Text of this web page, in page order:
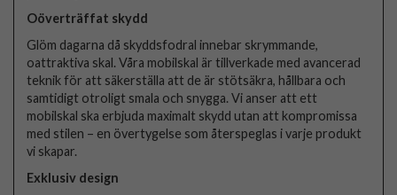
Oöverträffat skydd
Glöm dagarna då skyddsfodral innebar skrymmande,
oattraktiva skal. Våra mobilskal är tillverkade med avancerad
teknik för att säkerställa att de är stötsäkra, hållbara och
samtidigt otroligt smala och snygga. Vi anser att ett
mobilskal ska erbjuda maximalt skydd utan att kompromissa
med stilen – en övertygelse som återspeglas i varje produkt
vi skapar.
Exklusiv design